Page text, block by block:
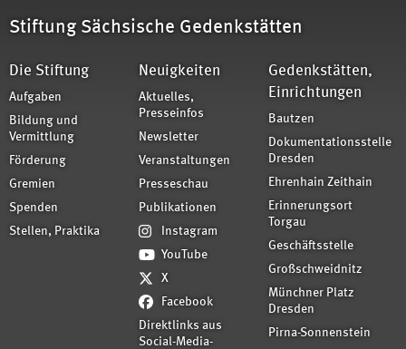
Stiftung Sächsische Gedenkstätten
Die Stiftung
Aufgaben
Bildung und
Vermittlung
Förderung
Gremien
Spenden
Stellen, Praktika
Neuigkeiten
Aktuelles,
Presseinfos
Newsletter
Veranstaltungen
Presseschau
Publikationen
Instagram
YouTube
X
Facebook
Direktlinks aus
Social-Media-
Gedenkstätten,
Einrichtungen
Bautzen
Dokumentationsstelle
Dresden
Ehrenhain Zeithain
Erinnerungsort
Torgau
Geschäftsstelle
Großschweidnitz
Münchner Platz
Dresden
Pirna-Sonnenstein